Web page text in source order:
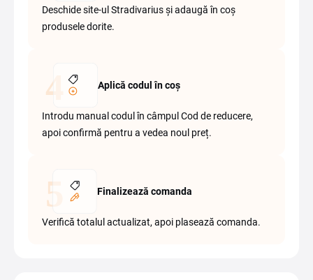
Deschide site-ul Stradivarius și adaugă în coș
produsele dorite.
Aplică codul în coș
Introdu manual codul în câmpul Cod de reducere,
apoi confirmă pentru a vedea noul preț.
Finalizează comanda
Verifică totalul actualizat, apoi plasează comanda.